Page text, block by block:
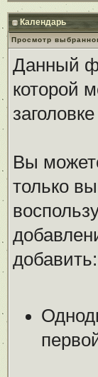
Календарь
Просмотр
Данный
которой
Вы
только
добавить: